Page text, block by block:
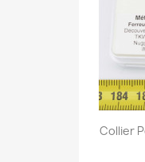
Collier